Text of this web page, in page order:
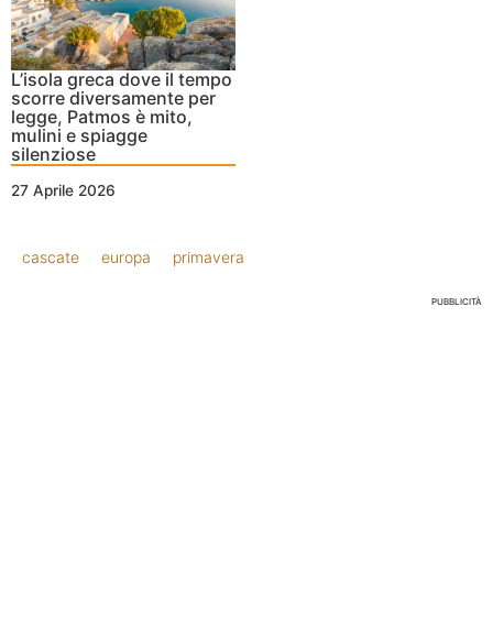
L’isola greca dove il tempo
scorre diversamente per
legge, Patmos è mito,
mulini e spiagge
silenziose
27 Aprile 2026
cascate europa primavera
PUBBLICITÀ